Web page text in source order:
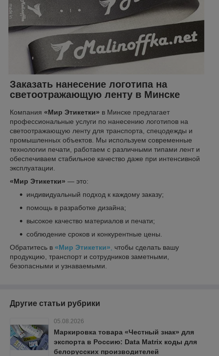
Заказать нанесение логотипа на
светоотражающую ленту в Минске
Компания «Мир Этикетки» в Минске предлагает
профессиональные услуги по нанесению логотипов на
светоотражающую ленту для транспорта, спецодежды и
промышленных объектов. Мы используем современные
технологии печати, работаем с различными типами лент и
обеспечиваем стабильное качество даже при интенсивной
эксплуатации.
«Мир Этикетки» — это:
индивидуальный подход к каждому заказу;
помощь в разработке дизайна;
высокое качество материалов и печати;
соблюдение сроков и конкурентные цены.
Обратитесь в «Мир Этикетки»
чтобы сделать вашу
продукцию, транспорт и сотрудников заметными,
безопасными и узнаваемыми.
Другие статьи рубрики
05.08.2026
Маркировка товара «Честный знак» для
экспорта в Россию: Data Matrix коды для
белорусских производителей